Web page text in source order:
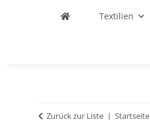
Textilien
Zurück zur Liste Startseite